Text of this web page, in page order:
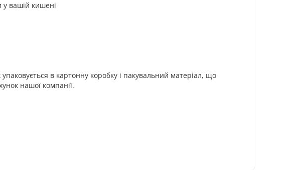
у вашій кишені
в картонну коробку і пакувальний матеріал, що
нашої компанії.